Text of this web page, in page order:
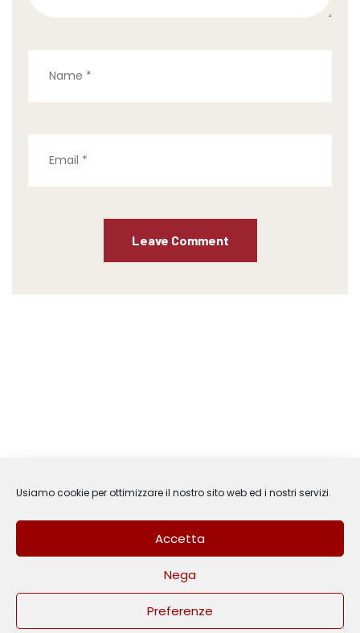
Usiamo cookie per ottimizzare il nostro sito web ed i nostri servizi.
Accetta
Nega
Preferenze
Hai bisogno di aiuto?